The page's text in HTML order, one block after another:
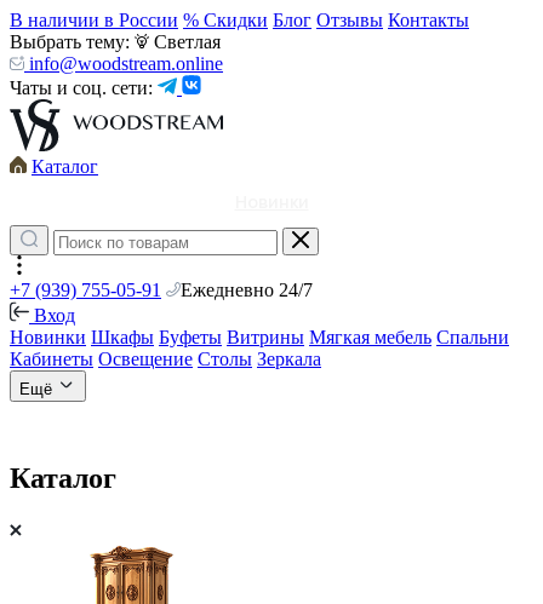
В наличии в России % Скидки Блог Отзывы Контакты
Выбрать тему:
Светлая
info@woodstream.online
Чаты и соц. сети:
Каталог
+7 (939) 755-05-91
Ежедневно 24/7
Вход
Новинки Шкафы Буфеты Витрины Мягкая мебель Спальни
Кабинеты Освещение Столы Зеркала
Ещё
Каталог